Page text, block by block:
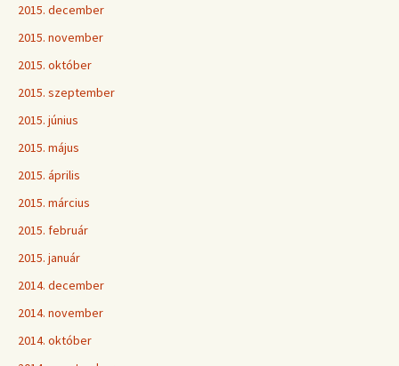
2015. december
2015. november
2015. október
2015. szeptember
2015. június
2015. május
2015. április
2015. március
2015. február
2015. január
2014. december
2014. november
2014. október